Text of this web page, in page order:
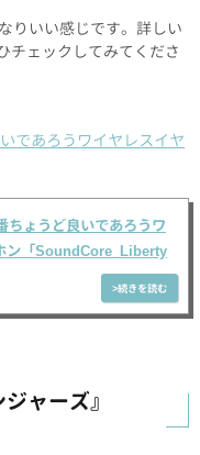
りいい感じです。詳しい
チェックしてみてくださ
であろうワイヤレスイヤ
ちょうど良いであろうワ
ン「SoundCore Liberty
ャーズ』